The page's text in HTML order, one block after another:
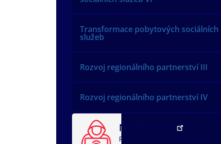
Transformace pobytových sociálních
služeb
Rozvoj regionálního partnerství III
Rozvoj regionálního partnerství IV
NežKlikneš
Rychlá pomoc